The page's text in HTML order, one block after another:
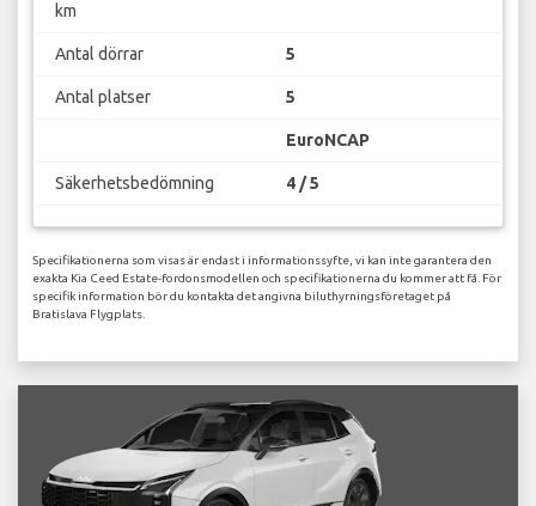
km
Antal dörrar 5
Antal platser 5
EuroNCAP
Säkerhetsbedömning 4 / 5
Specifikationerna som visas är endast i informationssyfte, vi kan inte garantera den
exakta Kia Ceed Estate-fordonsmodellen och specifikationerna du kommer att få. För
specifik information bör du kontakta det angivna biluthyrningsföretaget på
Bratislava Flygplats.